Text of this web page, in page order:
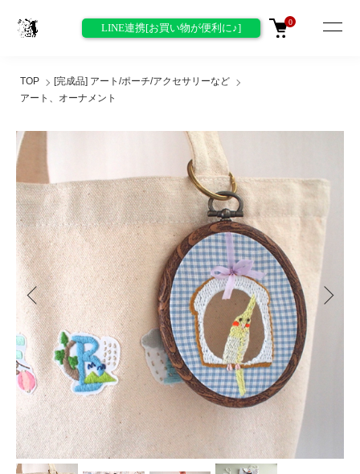
LINE連携[お買い物が便利に♪] 0
TOP
[完成品] アート/ポーチ/アクセサリーなど
アート、オーナメント